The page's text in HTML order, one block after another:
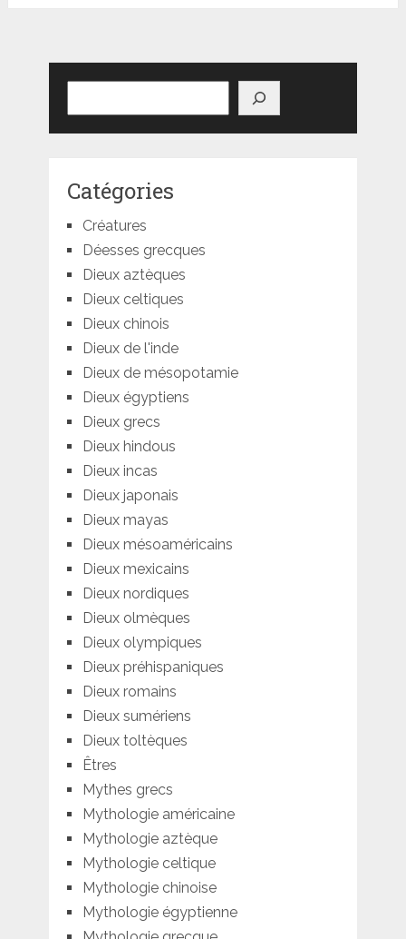
Catégories
Créatures
Déesses grecques
Dieux aztèques
Dieux celtiques
Dieux chinois
Dieux de l'inde
Dieux de mésopotamie
Dieux égyptiens
Dieux grecs
Dieux hindous
Dieux incas
Dieux japonais
Dieux mayas
Dieux mésoaméricains
Dieux mexicains
Dieux nordiques
Dieux olmèques
Dieux olympiques
Dieux préhispaniques
Dieux romains
Dieux sumériens
Dieux toltèques
Êtres
Mythes grecs
Mythologie américaine
Mythologie aztèque
Mythologie celtique
Mythologie chinoise
Mythologie égyptienne